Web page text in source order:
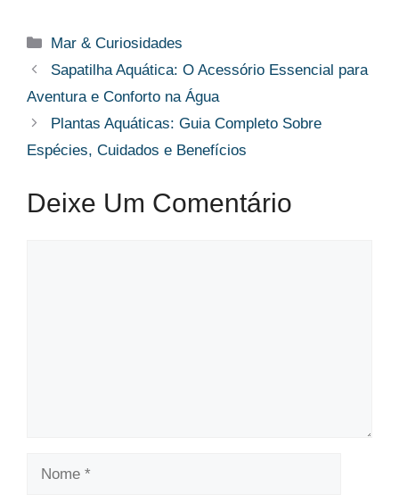
Categorias
Mar & Curiosidades
Sapatilha Aquática: O Acessório Essencial para
Aventura e Conforto na Água
Plantas Aquáticas: Guia Completo Sobre
Espécies, Cuidados e Benefícios
Deixe Um Comentário